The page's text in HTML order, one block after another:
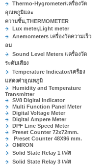
Thermo-Hygrometer/เครื่องวัด
อุณหภูมิและ
ความชื้น,THERMOMETER
Lux meter,Light meter
Anemometers เครื่องวัดความเร็ว
ลม
Sound Level Meters /เครื่องวัด
ระดับเสียง
Temperature Indicator/เครื่อง
แสดงค่าอุณหภูมิ
Humidity and Temperature
Transmitter
SV8 Digital Indicator
Multi Function Panel Meter
Digital Voltage Meter
Digital Ampere Meter
DPF Line Speed Meter
Preset Counter 72x72mm.
Preset Counter 48X96 mm.
OMRON
Solid State Relay 1 เฟส
Solid State Relay 3 เฟส